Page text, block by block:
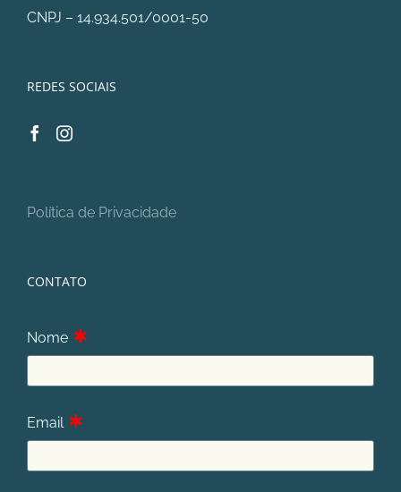
CNPJ – 14.934.501/0001-50
REDES SOCIAIS
Política de Privacidade
CONTATO
Nome ∗
Email ∗